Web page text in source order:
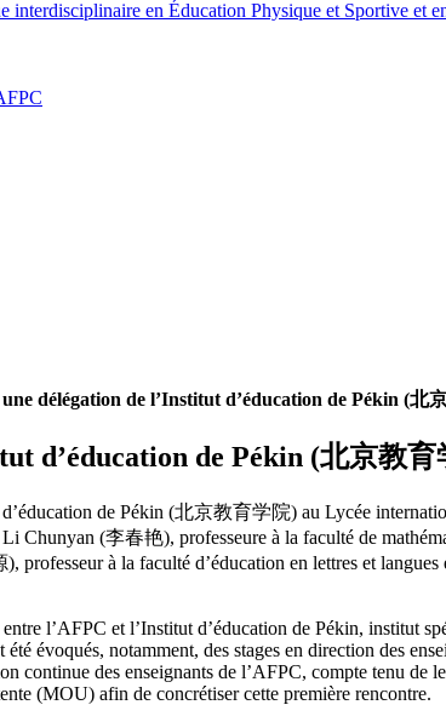
interdisciplinaire en Éducation Physique et Sportive et
délégation de l’Institut d’éducation de Pékin (北
d’éducation de Pékin (北京教育
de Pékin (北京教育学院) au Lycée
Chunyan (李春艳), professeure à la faculté de
à la faculté d’éducation en lettres et
l’AFPC et l’Institut d’éducation de Pékin, institut
évoqués, notamment, des stages en direction des
continue des enseignants de l’AFPC, compte tenu
(MOU) afin de concrétiser cette première rencontre.